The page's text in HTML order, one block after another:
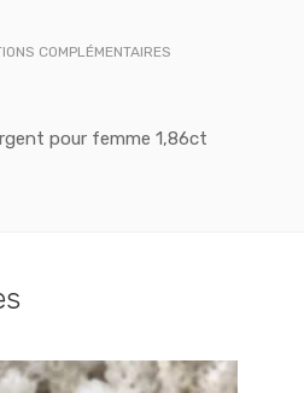
COMPLÉMENTAIRES
pour femme 1,86ct